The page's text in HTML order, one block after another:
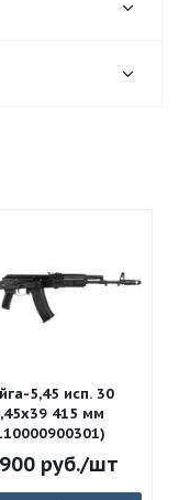
5,45 исп. 30
415 мм
руб./шт